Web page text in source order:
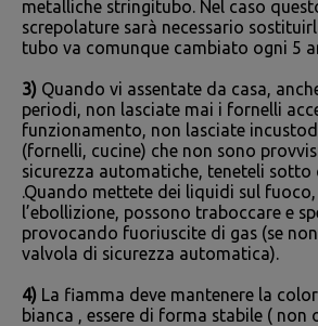
metalliche stringitubo. Nel caso
screpolature sarà necessario
tubo va comunque cambiato ogni 5
3) Quando vi assentate da casa,
periodi, non lasciate mai i fornelli
funzionamento, non lasciate
(fornelli, cucine) che non sono
sicurezza automatiche, teneteli
.Quando mettete dei liquidi sul
l’ebollizione, possono traboccare e
provocando fuoriuscite di gas (se
valvola di sicurezza automatica).
4) La fiamma deve mantenere la
bianca , essere di forma stabile ( non